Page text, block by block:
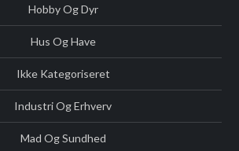
Hobby Og Dyr
Hus Og Have
Ikke Kategoriseret
Industri Og Erhverv
Mad Og Sundhed